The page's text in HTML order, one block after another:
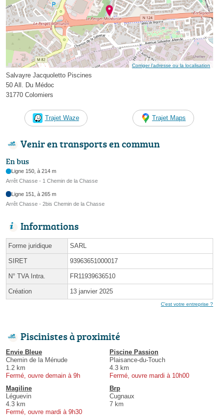
Corriger l’adresse ou la localisation
Salvayre Jacquoletto Piscines
50 All. Du Médoc
31770 Colomiers
Trajet Waze Trajet Maps
Venir en transports en commun
En bus
Ligne 150, à 214 m
Arrêt Chasse - 1 Chemin de la Chasse
Ligne 151, à 265 m
Arrêt Chasse - 2bis Chemin de la Chasse
Informations
Forme juridique SARL
SIRET 93963651000017
N° TVA Intra. FR11939636510
Création 13 janvier 2025
C'est votre entreprise ?
Piscinistes à proximité
Envie Bleue
Chemin de la Ménude
1.2 km
Fermé, ouvre demain à 9h
Piscine Passion
Plaisance-du-Touch
4.3 km
Fermé, ouvre mardi à 10h00
Magiline
Léguevin
4.3 km
Fermé, ouvre mardi à 9h30
Brp
Cugnaux
7 km